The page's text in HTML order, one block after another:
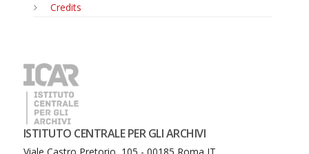
Credits
ISTITUTO CENTRALE PER GLI ARCHIVI